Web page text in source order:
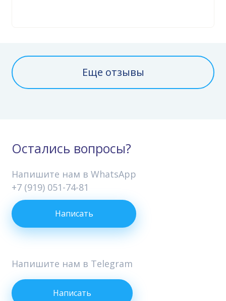
Еще отзывы
Остались вопросы?
Напишите нам в WhatsApp
+7 (919) 051-74-81
Написать
Напишите нам в Telegram
Написать